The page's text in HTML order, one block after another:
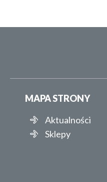
MAPA STRONY
Aktualności
Sklepy